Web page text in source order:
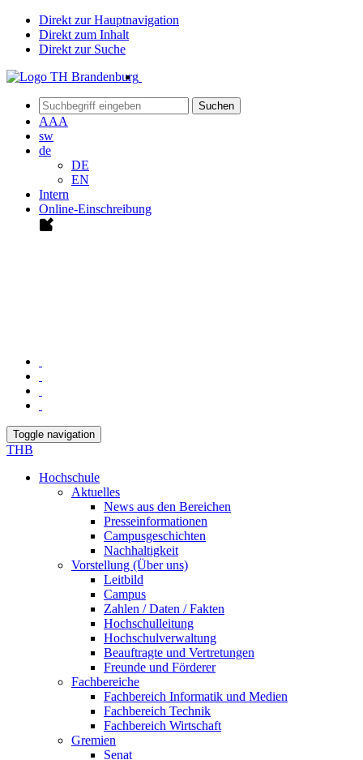
Direkt zur Hauptnavigation
Direkt zum Inhalt
Direkt zur Suche
Suchen
AAA
sw
de
DE
EN
Intern
Online-Einschreibung
Toggle navigation
THB
Hochschule
Aktuelles
News aus den Bereichen
Presseinformationen
Campusgeschichten
Nachhaltigkeit
Vorstellung (Über uns)
Leitbild
Campus
Zahlen / Daten / Fakten
Hochschulleitung
Hochschulverwaltung
Beauftragte und Vertretungen
Freunde und Förderer
Fachbereiche
Fachbereich Informatik und Medien
Fachbereich Technik
Fachbereich Wirtschaft
Gremien
Senat